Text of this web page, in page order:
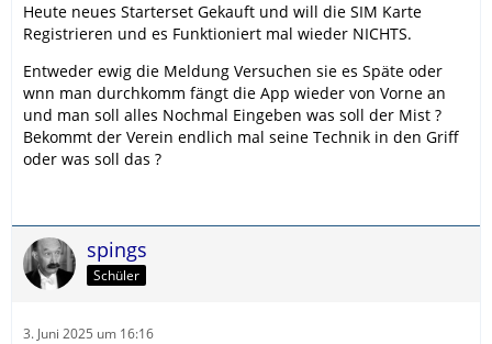
Heute neues Starterset Gekauft und will die SIM Karte
Registrieren und es Funktioniert mal wieder NICHTS.
Entweder ewig die Meldung Versuchen sie es Späte oder
wnn man durchkomm fängt die App wieder von Vorne an
und man soll alles Nochmal Eingeben was soll der Mist ?
Bekommt der Verein endlich mal seine Technik in den Griff
oder was soll das ?
spings
Schüler
3. Juni 2025 um 16:16